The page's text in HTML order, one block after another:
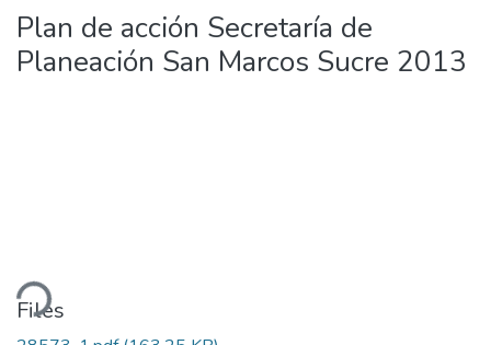
Plan de acción Secretaría de
Planeación San Marcos Sucre 2013
Files